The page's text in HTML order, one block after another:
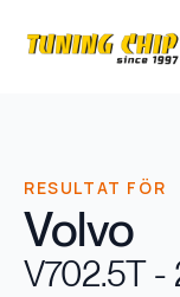
RESULTAT FÖR
Volvo
V702.5T -